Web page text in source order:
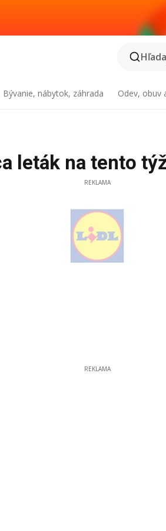
Bývanie, nábytok, záhrada Odev, obuv
leták na tento
REKLAMA
REKLAMA